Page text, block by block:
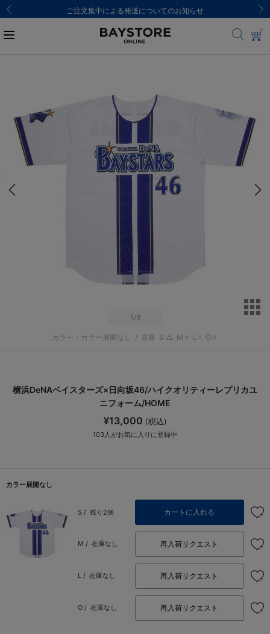
ご注文集中による発送についてのお知らせ
1 /9
カラー：カラー展開なし / 在庫 S:△ M:☓ L:☓ O:☓
横浜DeNAベイスターズ×日向坂46/ハイクオリティーレプリカユ
ニフォーム/HOME
¥13,000 (税込)
103 人がお気に入りに登録中
カラー展開なし
S / 残り2個 カートに入れる
M / 在庫なし 再入荷リクエスト
L / 在庫なし 再入荷リクエスト
O / 在庫なし 再入荷リクエスト